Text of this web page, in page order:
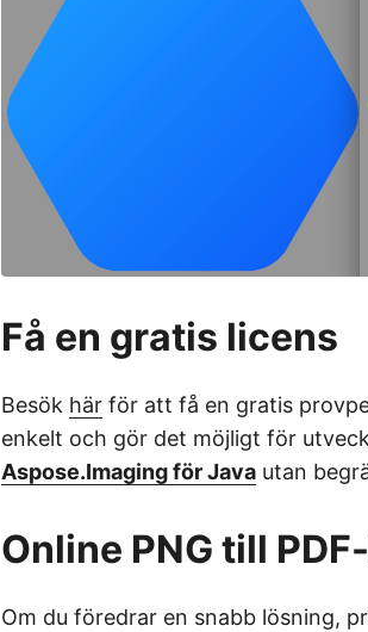
Få en gratis licens
Besök här för att få en gratis
enkelt och gör det möjligt för
Aspose.Imaging för Java utan
Online PNG till
Om du föredrar en snabb lösning,